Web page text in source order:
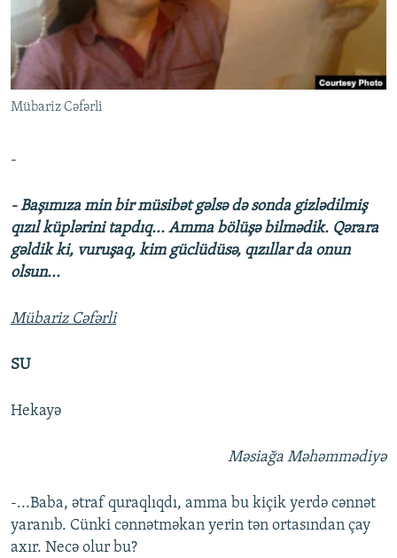
İNFOQRAFIKA
KARIKATURA
AZƏRBAYCAN ƏDƏBIYYATI KITABXANASI
İSLAM VƏ DEMOKRATIYA
İZ - MƏDƏNIYYƏT PROQRAMI
MISSIYAMIZ
PEŞƏ ETIKASI VƏ JURNALISTIKA STANDARTLARIMIZ
MATERIALLARIMIZDAN ISTIFADƏ
AZADLIQRADIOSU MOBIL TELEFONUNUZDA
BIZI IZLƏ
RFE/RL-in bütün saytları
Mübariz Cəfərli
-
- Başımıza min bir müsibət gəlsə də sonda gizlədilmiş
qızıl küplərini tapdıq... Amma bölüşə bilmədik. Qərara
gəldik ki, vuruşaq, kim güclüdüsə, qızıllar da onun
olsun...
Mübariz Cəfərli
SU
Hekayə
Məsiağa Məhəmmədiyə
-...Baba, ətraf quraqlıqdı, amma bu kiçik yerdə cənnət
yaranıb. Cünki cənnətməkan yerin tən ortasından çay
axır. Necə olur bu?